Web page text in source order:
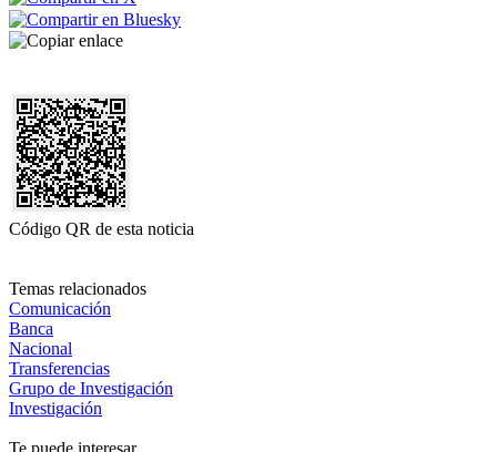
Código QR de esta noticia
Temas relacionados
Comunicación
Banca
Nacional
Transferencias
Grupo de Investigación
Investigación
Te puede interesar